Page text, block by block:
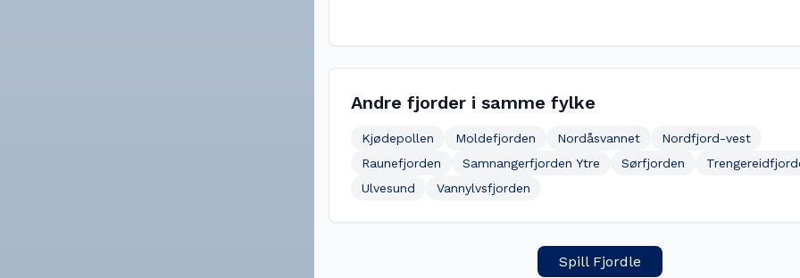
Andre fjorder i samme fylke
Kjødepollen Moldefjorden Nordåsvannet
Nordfjord-vest
Raunefjorden
Samnangerfjorden Ytre Sørfjorden
Ulvesund
Vannylvsfjorden
Spill Fjordle